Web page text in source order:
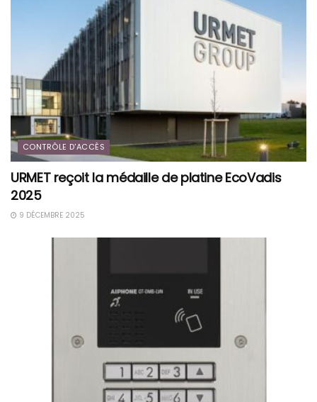
CONTRÔLE D'ACCÈS
URMET reçoit la médaille de platine EcoVadis
2025
9 DÉCEMBRE 2025